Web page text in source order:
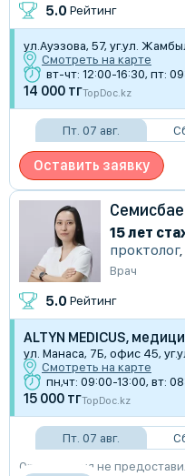
5.0 Рейтинг
ул.​Ауэзова, 57​, уг.ул.
Смотреть на карте
вт-чт: 12:00-16:30, пт:
14 000 тгTopDoc.kz
Пт. 07 авг.
Оставить заявку
15 лет
проктолог,
Врач
5.0 Рейтинг
ALTYN MEDICUS,
ул. Манаса, 7Б, офис 45,
Смотреть на карте
пн,чт: 09:00-13:00, вт:
15 000 тгTopDoc.kz
Пт. 07 авг.
Организация не